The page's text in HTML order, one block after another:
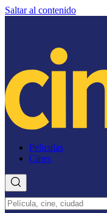
Saltar al contenido
Películas
Cines